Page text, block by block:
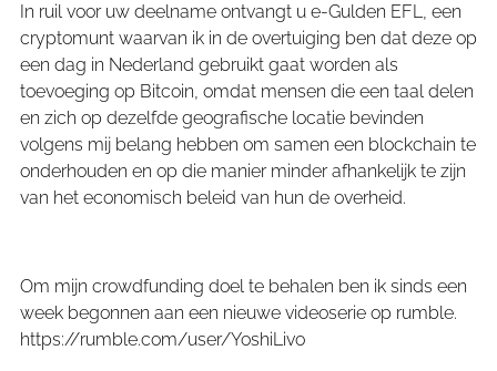
In ruil voor uw deelname ontvangt u e-Gulden EFL, een
cryptomunt waarvan ik in de overtuiging ben dat deze op
een dag in Nederland gebruikt gaat worden als
toevoeging op Bitcoin, omdat mensen die een taal delen
en zich op dezelfde geografische locatie bevinden
volgens mij belang hebben om samen een blockchain te
onderhouden en op die manier minder afhankelijk te zijn
van het economisch beleid van hun de overheid.
Om mijn crowdfunding doel te behalen ben ik sinds een
week begonnen aan een nieuwe videoserie op rumble.
https://rumble.com/user/YoshiLivo